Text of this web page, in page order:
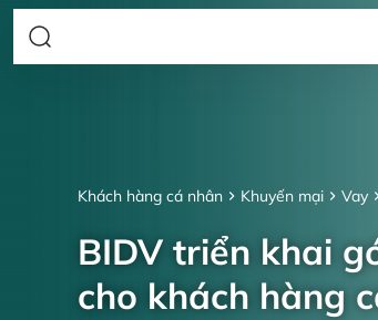
Khách hàng cá nhân Khuyến mại Vay
BIDV triển khai
cho khách hàng